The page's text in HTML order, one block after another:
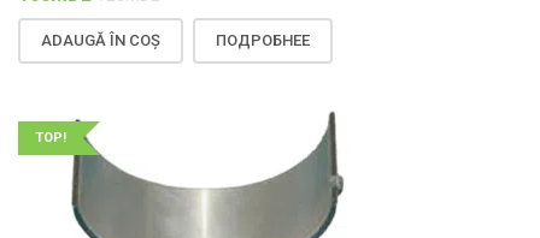
ADAUGĂ ÎN COȘ ПОДРОБНЕЕ
TOP!